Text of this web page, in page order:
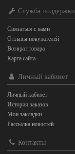
Служба поддержки
Связаться с нами
Отзывы покупателей
Возврат товара
Карта сайта
Личный кабинет
Личный кабинет
История заказов
Мои закладки
Рассылка новостей
Контакты